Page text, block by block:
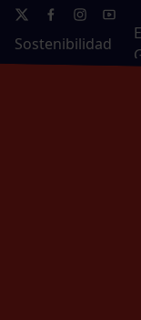
Sostenibilidad